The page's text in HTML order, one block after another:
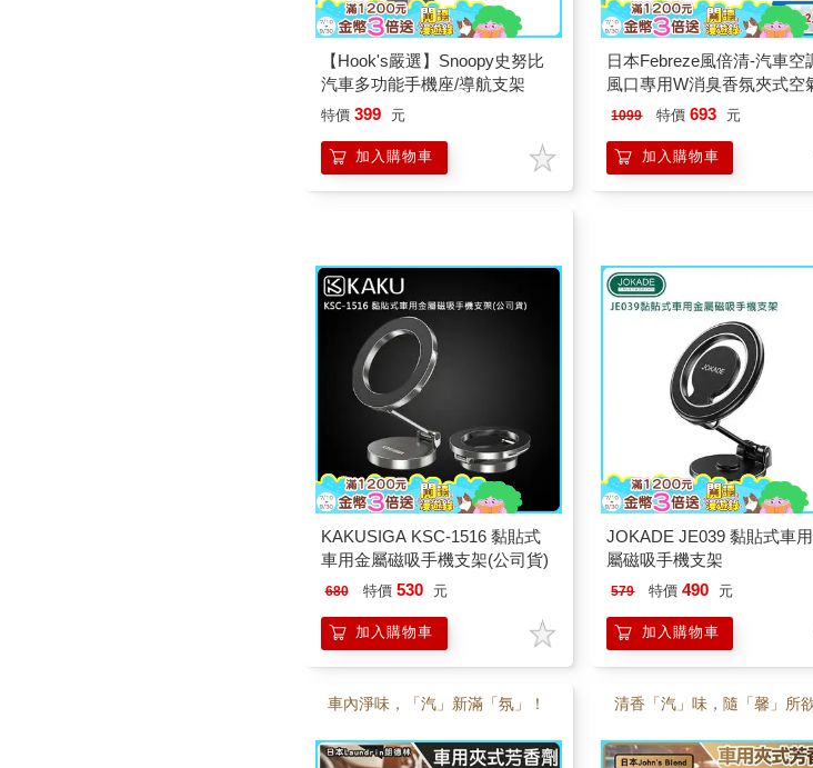
【Hook's嚴選】Snoopy史努比
汽車多功能手機座/導航支架
特價 399 元
加入購物車
日本Febreze風倍清-汽車空
風口專用W消臭香氛夾式空
香劑2mlx2入/盒(濃淡可調30
1099 特價 693 元
加入購物車
KAKUSIGA KSC-1516 黏貼式
車用金屬磁吸手機支架(公司貨)
680 特價 530 元
加入購物車
JOKADE JE039 黏貼式車
屬磁吸手機支架
579 特價 490 元
加入購物車
車內淨味，「汽」新滿「氛」！ 清香「汽」味，隨「馨」所欲